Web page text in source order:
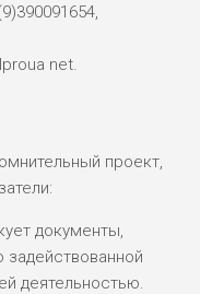
ОБЗОР
net.
проект,
документы,
деятельностью.